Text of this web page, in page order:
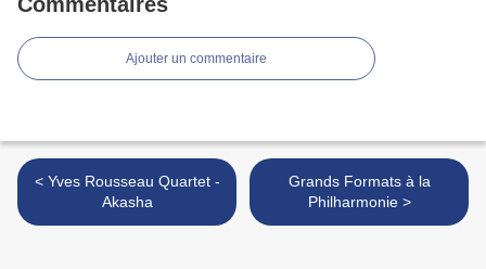
Ajouter un commentaire
< Yves Rousseau Quartet -
Akasha
Grands Formats à la
Philharmonie >